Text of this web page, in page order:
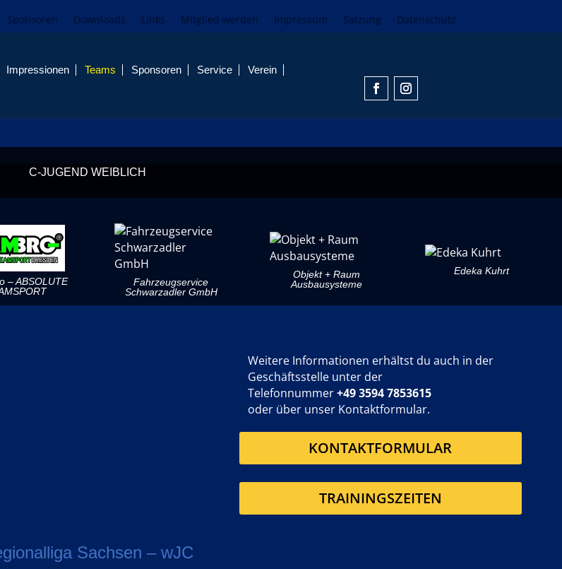
Sponsoren Downloads Links Mitglied werden Impressum Satzung Datenschutz
Impressionen Teams Sponsoren Service Verein
C-JUGEND WEIBLICH
– ABSOLUTE
Fahrzeugservice
Schwarzadler GmbH
Objekt + Raum
Ausbausysteme
Edeka Kuhrt
Weitere Informationen erhältst du auch in der
Geschäftsstelle unter der
Telefonnummer+49 3594 7853615
oder über unser Kontaktformular.
KONTAKTFORMULAR
TRAININGSZEITEN
Sachsen – wJC